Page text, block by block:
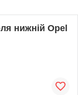
нижній Opel